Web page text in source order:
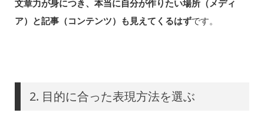
文章力が身につき、本当に自分が作りたい場所（メディ
ア）と記事（コンテンツ）も見えてくるはずです。
2. 目的に合った表現方法を選ぶ